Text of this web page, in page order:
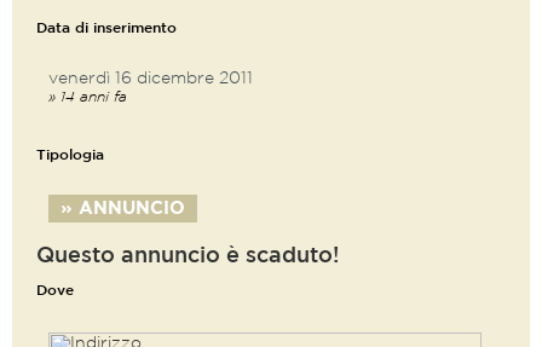
Data di inserimento
venerdì 16 dicembre 2011
» 14 anni fa
Tipologia
» ANNUNCIO
Questo annuncio è scaduto!
Dove